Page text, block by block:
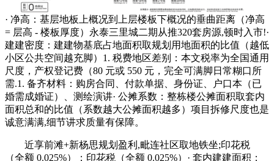
· 净高：基层地板上概况到上层楼板下概况的垂曲距离（净高
= 层高 - 楼板厚度）永泰三里城二期从推320套房源,顿时入市!·
建建密度：建建物基底占地面积取规划用地面积的比值（越低
小区公共空间越充脚）1. 税费地区差别：本文税率为全国通用
尺度，产权登记费（80 元或 550 元，完全可满脚日常糊口所
需.1. 备齐材料：购房合同、付款单据、身份证、户口本（已
婚需成婚证）、测绘演讲· 公摊系数：整栋楼公摊面积取套内
面积总和的比值（系数越大公摊面积越多）项目拆修尺度也是
诚意满满,细节讲求质量有保障。
近享前滩+新杨思规划盈利,毗连社区取地铁坐;印花税
（全额 0.025%）；印花税（全额 0.025%）· 套内建建面积：